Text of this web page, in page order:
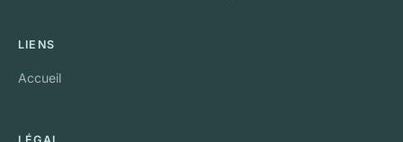
LIENS
Accueil